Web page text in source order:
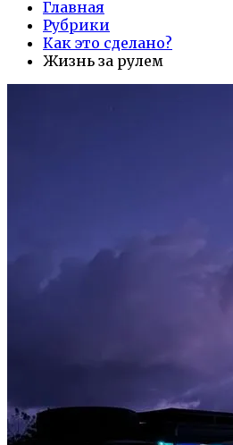
Главная
Рубрики
Как это сделано?
Жизнь за рулем